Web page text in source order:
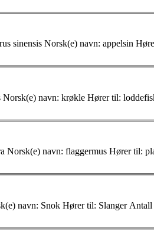
Litt om Snok Snok Snok Vitenskapelig(e) navn: Colubridae Norsk(e) navn: Snok Hører til: Slanger Antall